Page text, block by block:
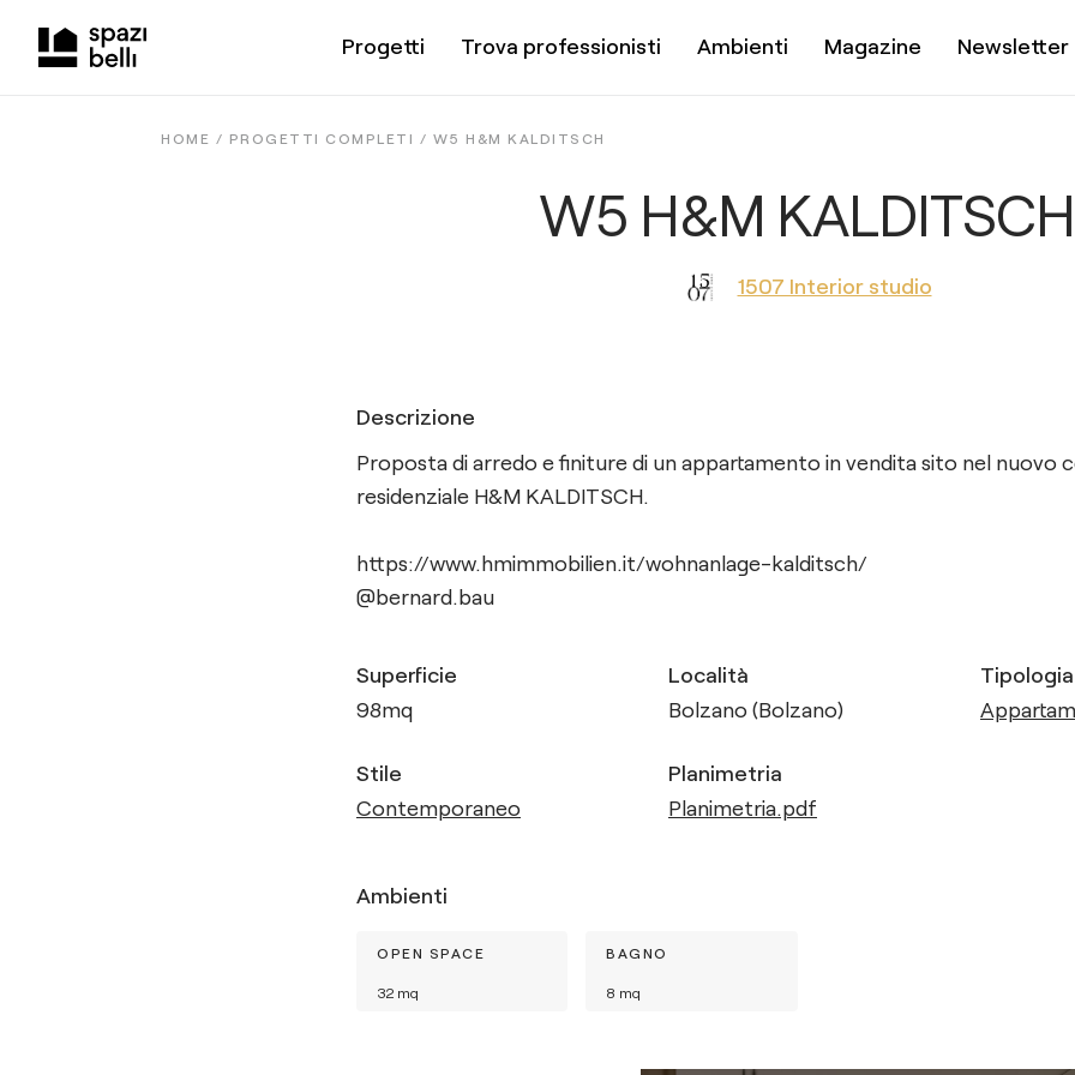
Progetti Trova professionisti Ambienti Magazine Newsletter
HOME / PROGETTI COMPLETI / W5 H&M KALDITSCH
W5 H&M KALDITSCH
1507 Interior studio
Descrizione
Proposta di arredo e finiture di un appartamento in vendita sito nel nuovo
residenziale H&M KALDITSCH.
https://www.hmimmobilien.it/wohnanlage-kalditsch/
@bernard.bau
Superficie
98mq
Località
Bolzano (Bolzano)
Tipologia
Stile
Contemporaneo
Planimetria
Planimetria.pdf
Ambienti
OPEN SPACE
32 mq
BAGNO
8 mq